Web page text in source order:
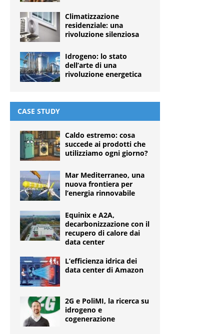
Climatizzazione
residenziale: una
rivoluzione silenziosa
Idrogeno: lo stato
dell’arte di una
rivoluzione energetica
CASE STUDY
Caldo estremo: cosa
succede ai prodotti che
utilizziamo ogni giorno?
Mar Mediterraneo, una
nuova frontiera per
l’energia rinnovabile
Equinix e A2A,
decarbonizzazione con il
recupero di calore dai
data center
L’efficienza idrica dei
data center di Amazon
2G e PoliMI, la ricerca su
idrogeno e
cogenerazione